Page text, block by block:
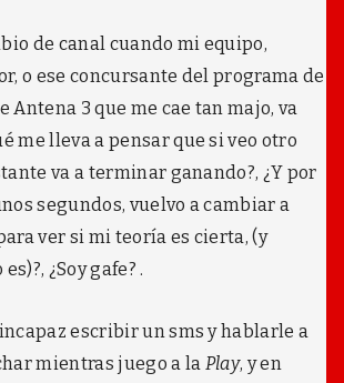
de canal cuando mi equipo,
o ese concursante del programa de
Antena 3 que me cae tan majo, va
me lleva a pensar que si veo otro
va a terminar ganando?, ¿Y por
segundos, vuelvo a cambiar a
ver si mi teoría es cierta, (y
¿Soy gafe? .
escribir un sms y hablarle a
mientras juego a la Play, y en